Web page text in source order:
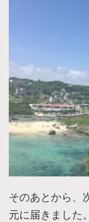
そのあとから、
元に届きました。